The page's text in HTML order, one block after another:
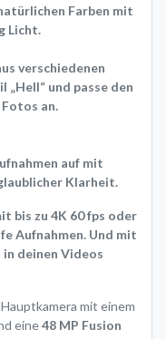
Farben mit
Licht.
verschiedenen
und passe den
an.
auf mit
Klarheit.
bis zu 4K 60 fps oder
Aufnahmen. Und mit
deinen Videos
mit einem
eine48 MP Fusion